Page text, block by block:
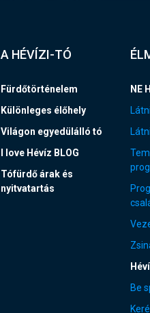
A HÉVÍZI-TÓ
Fürdőtörténelem
Különleges élőhely
Világon egyedülálló tó
I love Hévíz BLOG
Tófürdő árak és
nyitvatartás
NE
Be